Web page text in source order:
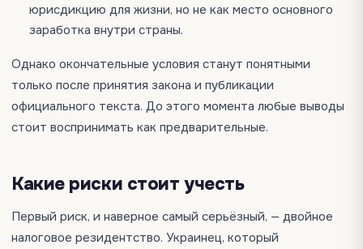
юрисдикцию для жизни, но не как место основного
заработка внутри страны.
Однако окончательные условия станут понятными
только после принятия закона и публикации
официального текста. До этого момента любые выводы
стоит воспринимать как предварительные.
Какие риски стоит учесть
Первый риск, и наверное самый серьёзный, — двойное
налоговое резидентство. Украинец, который